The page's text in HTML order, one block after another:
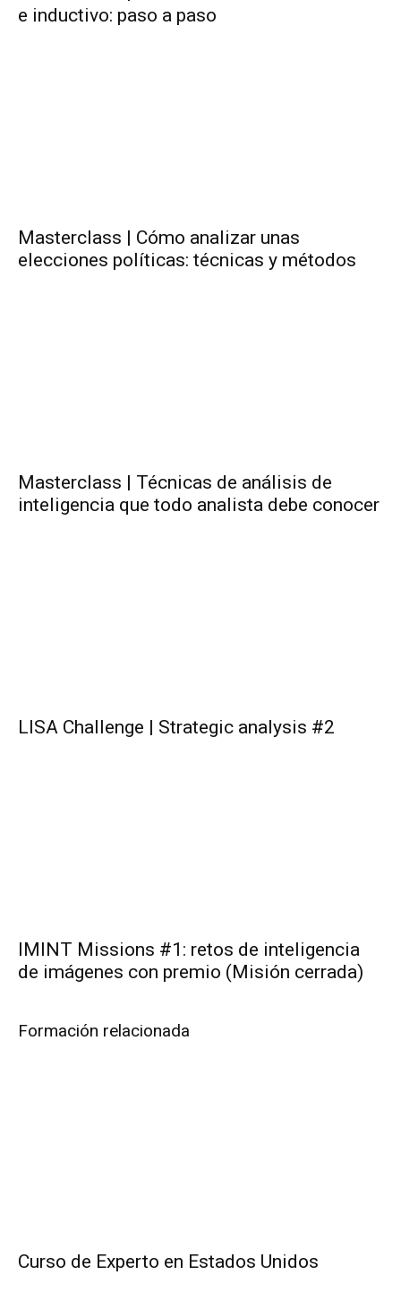
e inductivo: paso a paso
Masterclass | Cómo analizar unas
elecciones políticas: técnicas y métodos
Masterclass | Técnicas de análisis de
inteligencia que todo analista debe conocer
LISA Challenge | Strategic analysis #2
IMINT Missions #1: retos de inteligencia
de imágenes con premio (Misión cerrada)
Formación relacionada
Curso de Experto en Estados Unidos